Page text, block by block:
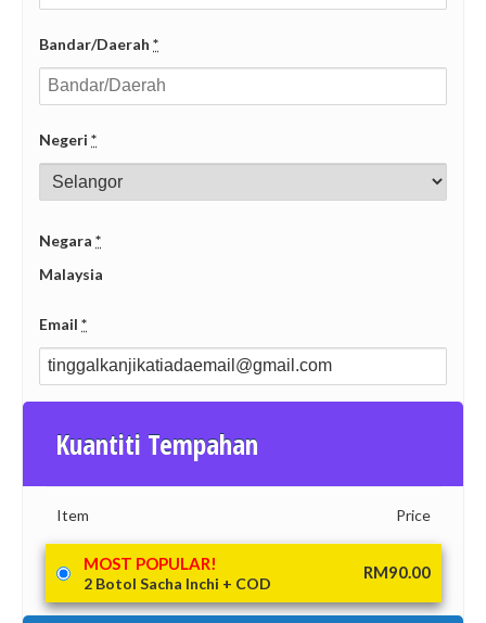
Bandar/Daerah *
Negeri *
Negara *
Malaysia
Email *
Kuantiti Tempahan
Item Price
MOST POPULAR!
2 Botol Sacha Inchi + COD
RM90.00